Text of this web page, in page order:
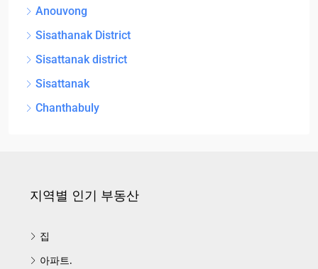
Anouvong
Sisathanak District
Sisattanak district
Sisattanak
Chanthabuly
지역별 인기 부동산
집
아파트.